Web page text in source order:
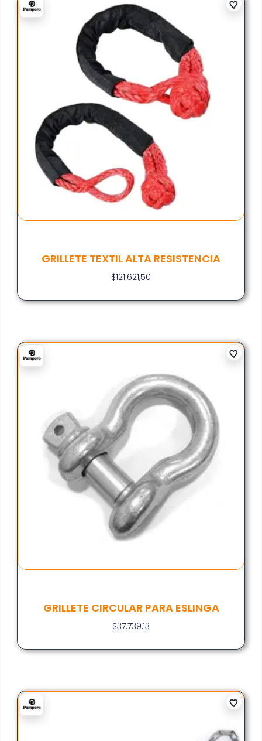
GRILLETE TEXTIL ALTA RESISTENCIA
$121.621,50
GRILLETE CIRCULAR PARA ESLINGA
$37.739,13